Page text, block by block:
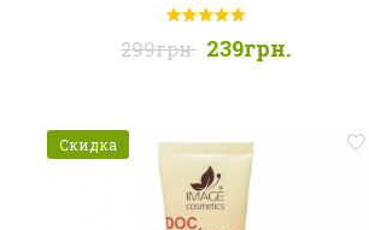
299грн. 239грн.
Скидка